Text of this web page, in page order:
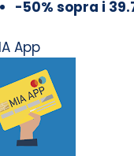
-50% sopra i